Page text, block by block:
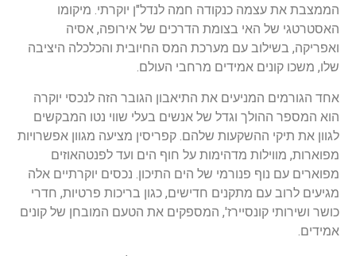
הממצבת את עצמה כנקודה חמה לנדל"ן יוקרתי. מיקומו
האסטרטגי של האי בצומת הדרכים של אירופה, אסיה
ואפריקה, בשילוב עם מערכת המס החיובית והכלכלה היציבה
שלו, משכו קונים אמידים מרחבי העולם.
אחד הגורמים המניעים את התיאבון הגובר הזה לנכסי יוקרה
הוא המספר ההולך וגדל של אנשים בעלי שווי נטו המבקשים
לגוון את תיקי ההשקעות שלהם. קפריסין מציעה מגוון אפשרויות
מפוארות, מווילות מדהימות על חוף הים ועד לפנטהאוזים
מפוארים עם נוף פנורמי של הים התיכון. נכסים יוקרתיים אלה
מגיעים לרוב עם מתקנים חדישים, כגון בריכות פרטיות, חדרי
כושר ושירותי קונסיירז', המספקים את הטעם המובחן של קונים
אמידים.